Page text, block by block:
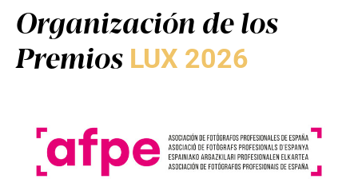
Organización de los
Premios LUX 2026